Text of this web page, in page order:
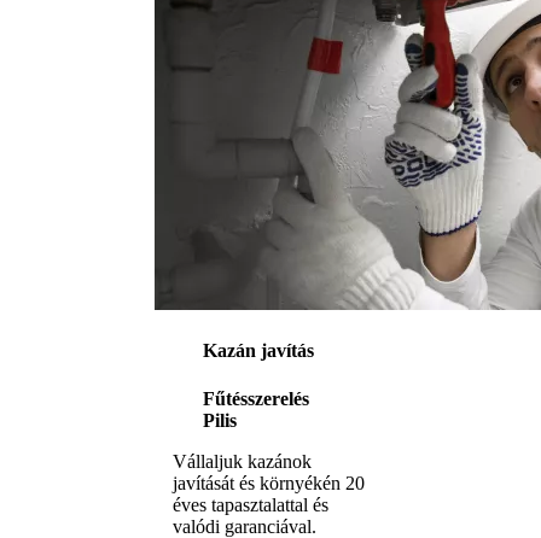
Kazán javítás
Fűtésszerelés
Pilis
Vállaljuk kazánok
javítását és környékén 20
éves tapasztalattal és
valódi garanciával.